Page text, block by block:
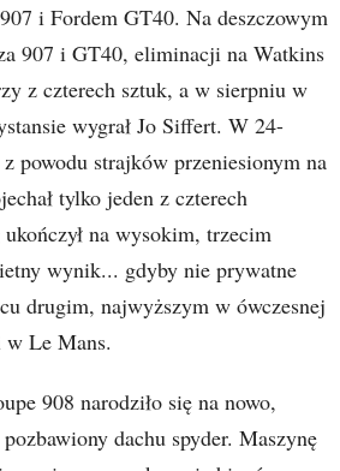
i Fordem GT40. Na deszczowym
907 i GT40, eliminacji na Watkins
z czterech sztuk, a w sierpniu w
wygrał Jo Siffert. W 24-
powodu strajków przeniesionym na
tylko jeden z czterech
na wysokim, trzecim
wynik... gdyby nie prywatne
drugim, najwyższym w ówczesnej
Le Mans.
908 narodziło się na nowo,
pozbawiony dachu spyder. Maszynę